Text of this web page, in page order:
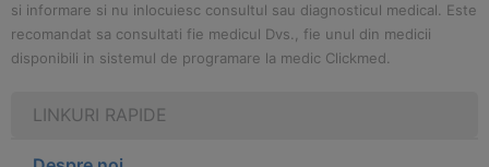
si informare si nu inlocuiesc consultul sau diagnosticul medical. Este
recomandat sa consultati fie medicul Dvs., fie unul din medicii
disponibili in sistemul de programare la medic Clickmed.
LINKURI RAPIDE